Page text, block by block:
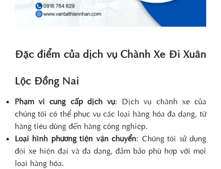
Đặc điểm của dịch vụ Chành Xe Đi Xuân
Lộc Đồng Nai
Phạm vi cung cấp dịch vụ: Dịch vụ chành xe của
chúng tôi có thể phục vụ các loại hàng hóa đa dạng, từ
hàng tiêu dùng đến hàng công nghiệp.
Loại hình phương tiện vận chuyển: Chúng tôi sử dụng
đội xe hiện đại và đa dạng, đảm bảo phù hợp với mọi
loại hàng hóa.